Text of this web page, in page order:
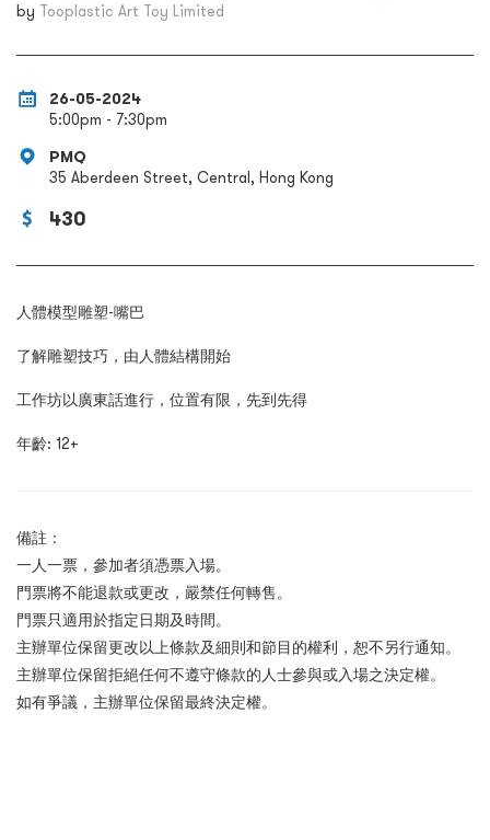
by Tooplastic Art Toy Limited
26-05-2024
5:00pm - 7:30pm
PMQ
35 Aberdeen Street, Central, Hong Kong
430
人體模型雕塑-嘴巴
了解雕塑技巧，由人體結構開始
工作坊以廣東話進行，位置有限，先到先得
年齡: 12+
備註：
一人一票，參加者須憑票入場。
門票將不能退款或更改，嚴禁任何轉售。
門票只適用於指定日期及時間。
主辦單位保留更改以上條款及細則和節目的權利，恕不另行通知。
主辦單位保留拒絕任何不遵守條款的人士參與或入場之決定權。
如有爭議，主辦單位保留最終決定權。